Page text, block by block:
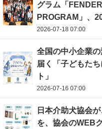
グラム「
PROGRAM」、
2026-07-18 07:00
全国の中小企業
届く「子どもた
ト」
2026-07-16 07:00
日本介助犬協会
を、協会のWEB